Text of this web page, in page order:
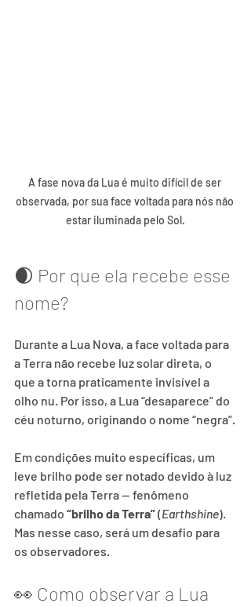
A fase nova da Lua é muito difícil de ser
observada, por sua face voltada para nós não
estar iluminada pelo Sol.
🌒 Por que ela recebe esse
nome?
Durante a Lua Nova, a face voltada para
a Terra não recebe luz solar direta, o
que a torna praticamente invisível a
olho nu. Por isso, a Lua “desaparece” do
céu noturno, originando o nome “negra”.
Em condições muito específicas, um
leve brilho pode ser notado devido à luz
refletida pela Terra — fenômeno
chamado “brilho da Terra” (Earthshine).
Mas nesse caso, será um desafio para
os observadores.
👀 Como observar a Lua